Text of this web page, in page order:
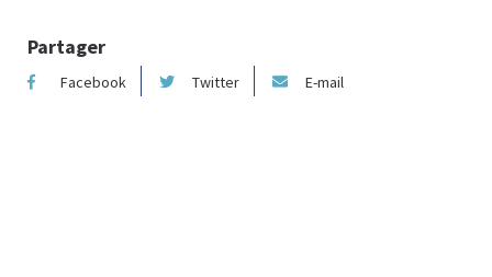
Partager
Facebook Twitter E-mail